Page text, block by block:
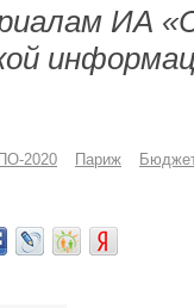
ИА
2020 Париж